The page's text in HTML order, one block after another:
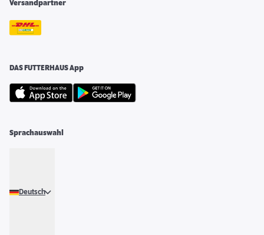
Versandpartner
DAS FUTTERHAUS App
Sprachauswahl
Deutsch